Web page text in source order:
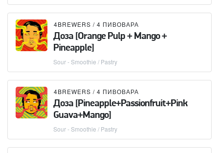
4BREWERS / 4 ПИВОВАРА
Доза [Orange Pulp + Mango +
Pineapple]
Sour - Smoothie / Pastry
4BREWERS / 4 ПИВОВАРА
Доза [Pineapple+Passionfruit+Pink
Guava+Mango]
Sour - Smoothie / Pastry